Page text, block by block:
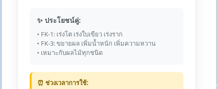
✨ ประโยชน์คู่:
• FK-1: เร่งโต เร่งใบเขียว เร่งราก
• FK-3: ขยายผล เพิ่มน้ำหนัก เพิ่มความหวาน
• เหมาะกับผลไม้ทุกชนิด
⏰ ช่วงเวลาการใช้: